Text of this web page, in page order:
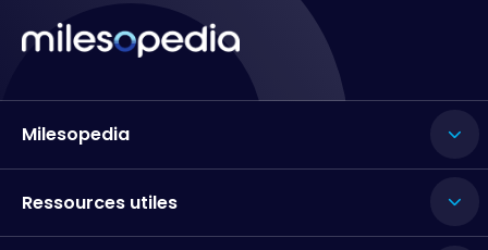
Milesopedia
Ressources utiles